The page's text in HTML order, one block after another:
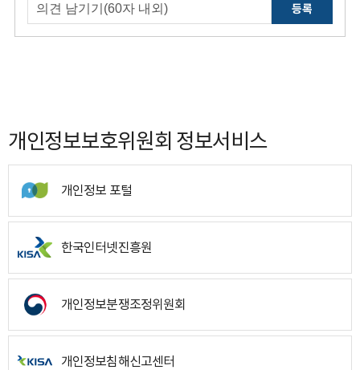
등록
개인정보보호위원회 정보서비스
개인정보 포털
한국인터넷진흥원
개인정보분쟁조정위원회
개인정보침해신고센터